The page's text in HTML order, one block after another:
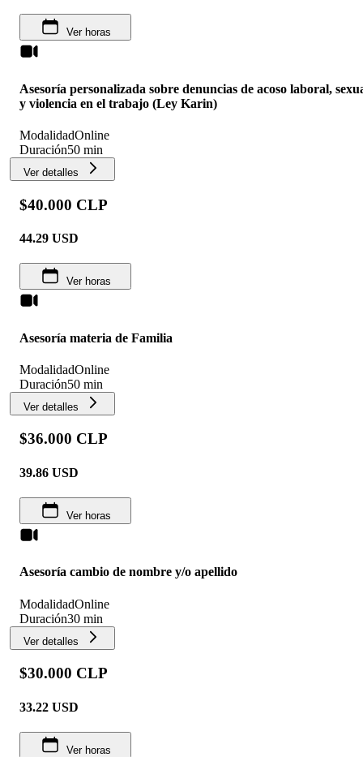
Ver horas
Asesoría personalizada sobre denuncias de acoso laboral,
y violencia en el trabajo (Ley Karin)
ModalidadOnline
Duración50 min
Ver detalles
$40.000 CLP
44.29 USD
Ver horas
Asesoría materia de Familia
ModalidadOnline
Duración50 min
Ver detalles
$36.000 CLP
39.86 USD
Ver horas
Asesoría cambio de nombre y/o apellido
ModalidadOnline
Duración30 min
Ver detalles
$30.000 CLP
33.22 USD
Ver horas